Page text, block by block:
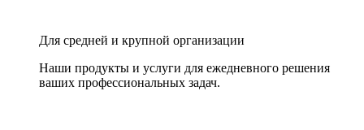
Для средней и крупной организации
Наши продукты и услуги для ежедневного решения
ваших профессиональных задач.